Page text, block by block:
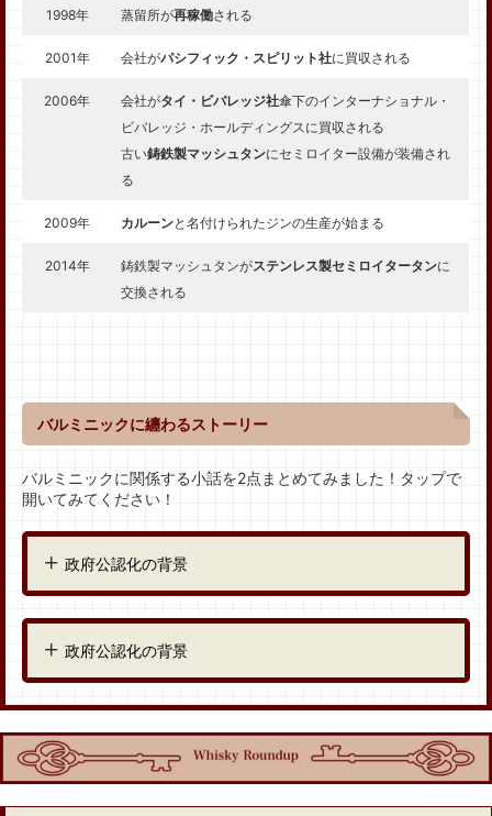
1998年 蒸留所が再稼働される
2001年 会社がパシフィック・スピリット社に買収される
2006年 会社がタイ・ビバレッジ社傘下のインターナショナル・
ビバレッジ・ホールディングスに買収される
古い鋳鉄製マッシュタンにセミロイター設備が装備され
る
2009年 カルーンと名付けられたジンの生産が始まる
2014年 鋳鉄製マッシュタンがステンレス製セミロイタータンに
交換される
バルミニックに纏わるストーリー
バルミニックに関係する小話を2点まとめてみました！タップで
開いてみてください！
政府公認化の背景
政府公認化の背景